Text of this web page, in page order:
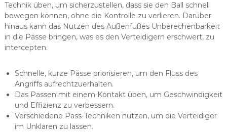
Technik üben, um sicherzustellen, dass sie den Ball schnell
bewegen können, ohne die Kontrolle zu verlieren. Darüber
hinaus kann das Nutzen des Außenfußes Unberechenbarkeit
in die Pässe bringen, was es den Verteidigern erschwert, zu
intercepten.
Schnelle, kurze Pässe priorisieren, um den Fluss des
Angriffs aufrechtzuerhalten.
Das Passen mit einem Kontakt üben, um Geschwindigkeit
und Effizienz zu verbessern.
Verschiedene Pass-Techniken nutzen, um die Verteidiger
im Unklaren zu lassen.